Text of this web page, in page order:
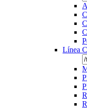
Línea